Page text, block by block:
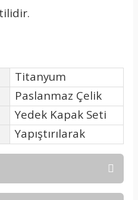
Titanyum
Paslanmaz Çelik
Yedek Kapak Seti
Yapıştırılarak